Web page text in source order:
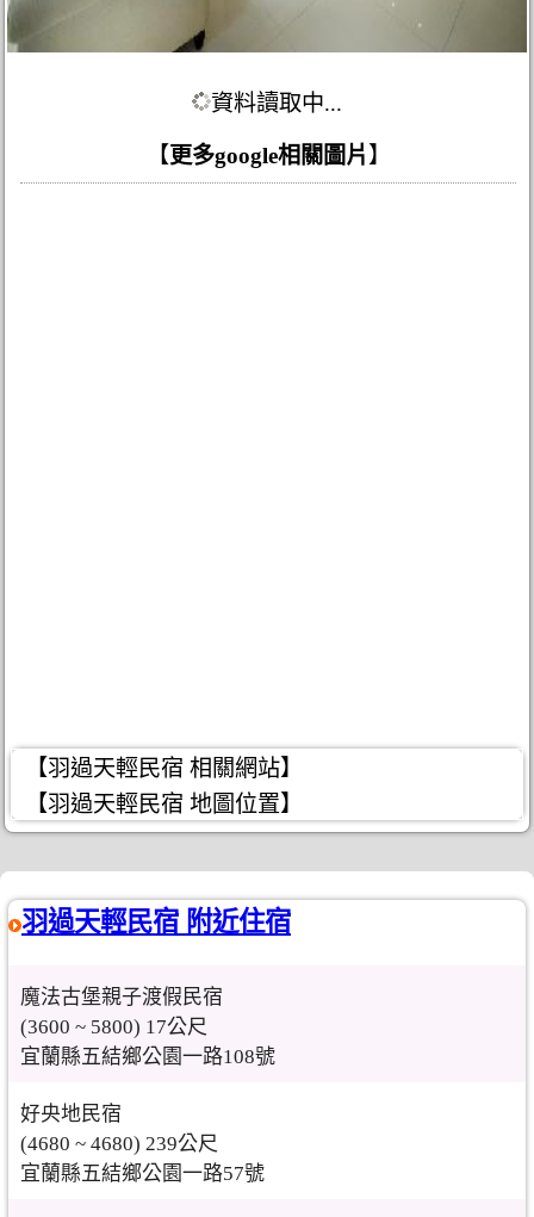
資料讀取中...
【 更多google相關圖片 】
【羽過天輕民宿 相關網站】
【羽過天輕民宿 地圖位置】
羽過天輕民宿 附近住宿
魔法古堡親子渡假民宿
(3600 ~ 5800) 17公尺
宜蘭縣五結鄉公園一路108號
好央地民宿
(4680 ~ 4680) 239公尺
宜蘭縣五結鄉公園一路57號